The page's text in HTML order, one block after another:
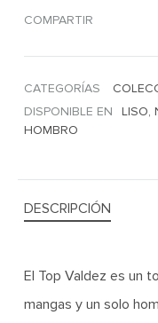
COMPARTIR
CATEGORÍAS
DISPONIBLE EN
LISO,
HOMBRO
DESCRIPCIÓN
El Top Valdez es un
mangas y un solo